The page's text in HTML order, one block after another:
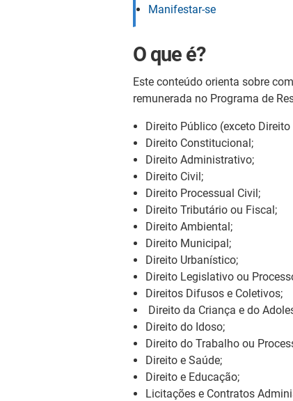
Manifestar-se
O que é?
Este conteúdo orienta sobre
remunerada no Programa de
Direito Público (exceto
Direito Constitucional;
Direito Administrativo;
Direito Civil;
Direito Processual Civil;
Direito Tributário ou Fiscal;
Direito Ambiental;
Direito Municipal;
Direito Urbanístico;
Direito Legislativo ou
Direitos Difusos e Coletivos;
Direito da Criança e do
Direito do Idoso;
Direito do Trabalho ou
Direito e Saúde;
Direito e Educação;
Licitações e Contratos